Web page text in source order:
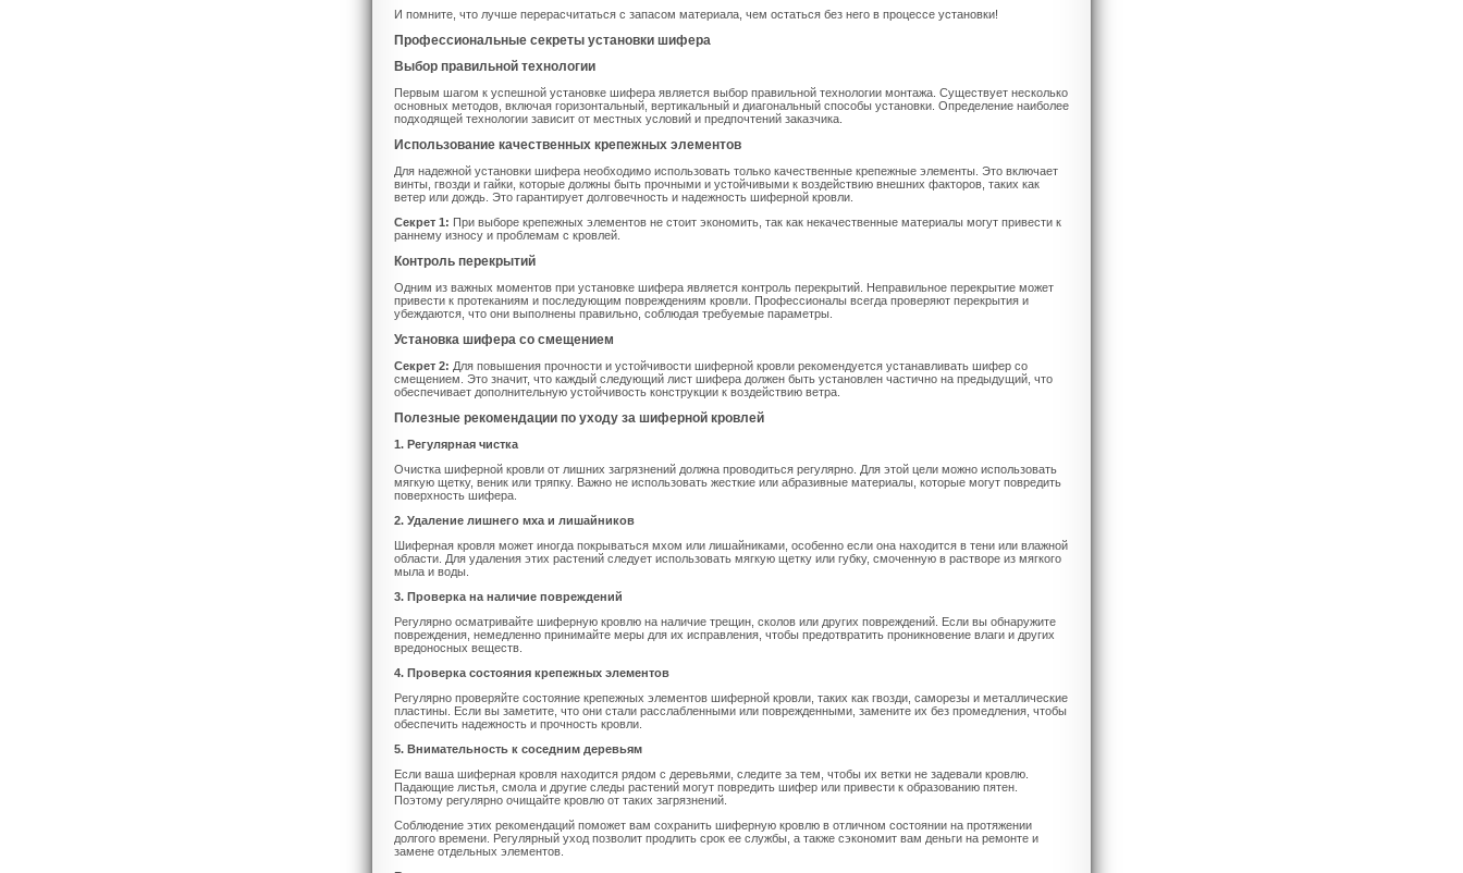
И помните, что лучше перерасчитаться с запасом материала, чем остаться без него в процессе установки!
Профессиональные секреты установки шифера
Выбор правильной технологии
Первым шагом к успешной установке шифера является выбор правильной технологии монтажа. Существует несколько
основных методов, включая горизонтальный, вертикальный и диагональный способы установки. Определение наиболее
подходящей технологии зависит от местных условий и предпочтений заказчика.
Использование качественных крепежных элементов
Для надежной установки шифера необходимо использовать только качественные крепежные элементы. Это включает
винты, гвозди и гайки, которые должны быть прочными и устойчивыми к воздействию внешних факторов, таких как
ветер или дождь. Это гарантирует долговечность и надежность шиферной кровли.
Секрет 1: При выборе крепежных элементов не стоит экономить, так как некачественные материалы могут привести к
раннему износу и проблемам с кровлей.
Контроль перекрытий
Одним из важных моментов при установке шифера является контроль перекрытий. Неправильное перекрытие может
привести к протеканиям и последующим повреждениям кровли. Профессионалы всегда проверяют перекрытия и
убеждаются, что они выполнены правильно, соблюдая требуемые параметры.
Установка шифера со смещением
Секрет 2: Для повышения прочности и устойчивости шиферной кровли рекомендуется устанавливать шифер со
смещением. Это значит, что каждый следующий лист шифера должен быть установлен частично на предыдущий, что
обеспечивает дополнительную устойчивость конструкции к воздействию ветра.
Полезные рекомендации по уходу за шиферной кровлей
1. Регулярная чистка
Очистка шиферной кровли от лишних загрязнений должна проводиться регулярно. Для этой цели можно использовать
мягкую щетку, веник или тряпку. Важно не использовать жесткие или абразивные материалы, которые могут повредить
поверхность шифера.
2. Удаление лишнего мха и лишайников
Шиферная кровля может иногда покрываться мхом или лишайниками, особенно если она находится в тени или влажной
области. Для удаления этих растений следует использовать мягкую щетку или губку, смоченную в растворе из мягкого
мыла и воды.
3. Проверка на наличие повреждений
Регулярно осматривайте шиферную кровлю на наличие трещин, сколов или других повреждений. Если вы обнаружите
повреждения, немедленно принимайте меры для их исправления, чтобы предотвратить проникновение влаги и других
вредоносных веществ.
4. Проверка состояния крепежных элементов
Регулярно проверяйте состояние крепежных элементов шиферной кровли, таких как гвозди, саморезы и металлические
пластины. Если вы заметите, что они стали расслабленными или поврежденными, замените их без промедления, чтобы
обеспечить надежность и прочность кровли.
5. Внимательность к соседним деревьям
Если ваша шиферная кровля находится рядом с деревьями, следите за тем, чтобы их ветки не задевали кровлю.
Падающие листья, смола и другие следы растений могут повредить шифер или привести к образованию пятен.
Поэтому регулярно очищайте кровлю от таких загрязнений.
Соблюдение этих рекомендаций поможет вам сохранить шиферную кровлю в отличном состоянии на протяжении
долгого времени. Регулярный уход позволит продлить срок ее службы, а также сэкономит вам деньги на ремонте и
замене отдельных элементов.